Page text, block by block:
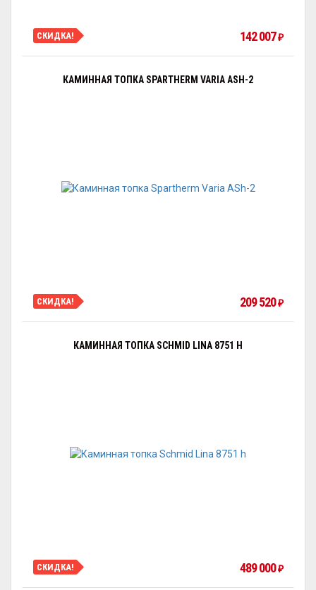
СКИДКА! 142 007₽
КАМИННАЯ ТОПКА SPARTHERM VARIA ASH-2
СКИДКА! 209 520₽
КАМИННАЯ ТОПКА SCHMID LINA 8751 H
СКИДКА! 489 000₽